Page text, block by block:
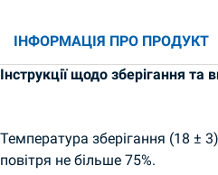
ІНФОРМАЦІЯ ПРО ПРОДУКТ
Інструкції щодо зберігання та
Температура зберігання (18 ±
повітря не більше 75%.